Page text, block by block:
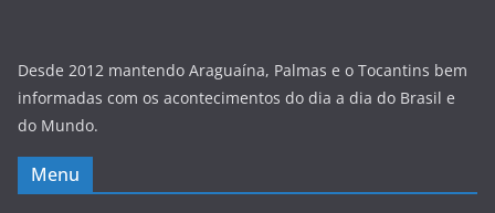
Desde 2012 mantendo Araguaína, Palmas e o Tocantins bem
informadas com os acontecimentos do dia a dia do Brasil e
do Mundo.
Menu